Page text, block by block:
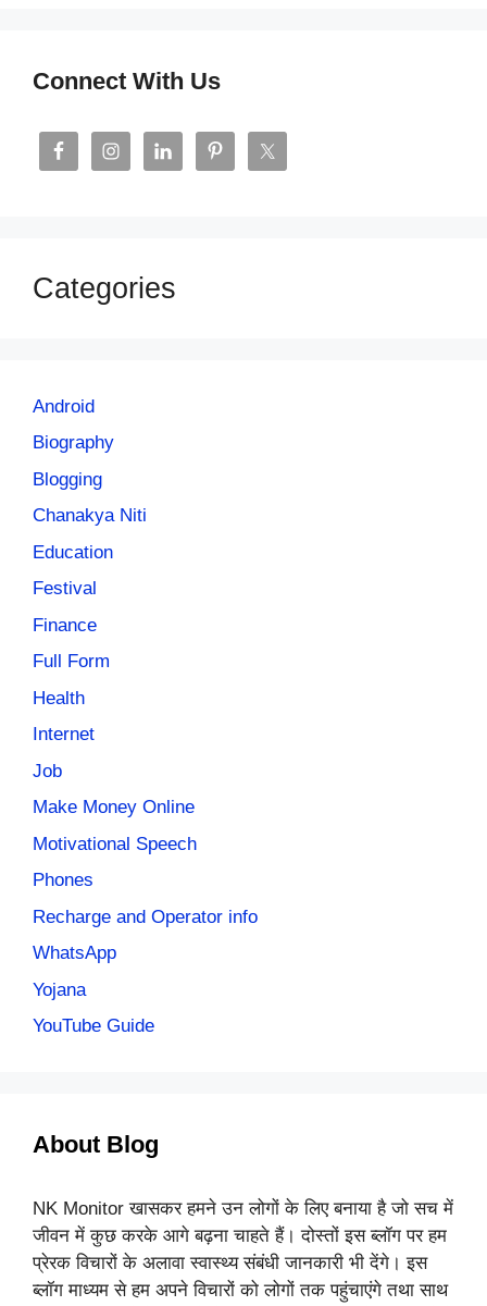
Connect With Us
Categories
Android
Biography
Blogging
Chanakya Niti
Education
Festival
Finance
Full Form
Health
Internet
Job
Make Money Online
Motivational Speech
Phones
Recharge and Operator info
WhatsApp
Yojana
YouTube Guide
About Blog
NK Monitor खासकर हमने उन लोगों के लिए बनाया है जो सच में
जीवन में कुछ करके आगे बढ़ना चाहते हैं। दोस्तों इस ब्लॉग पर हम
प्रेरक विचारों के अलावा स्वास्थ्य संबंधी जानकारी भी देंगे। इस
ब्लॉग माध्यम से हम अपने विचारों को लोगों तक पहुंचाएंगे तथा साथ